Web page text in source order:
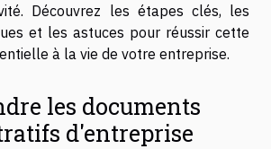
Découvrez les étapes clés, les
et les astuces pour réussir cette
à la vie de votre entreprise.
les documents
d'entreprise